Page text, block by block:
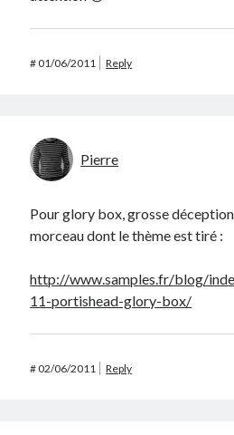
#01/06/2011 Reply
Pierre
Pour glory box, grosse
morceau dont le thème est tiré :
http://www.samples.fr/blog/
11-portishead-glory-box/
#02/06/2011 Reply